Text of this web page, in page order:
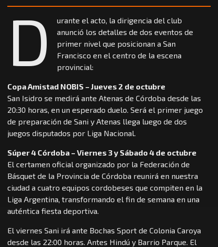
D
urante el acto, la dirigencia del club
anunció los detalles de dos eventos de
primer nivel que posicionan a San
Francisco en el centro de la escena
provincial:
Copa Amistad NOBIS – Jueves 2 de octubre
San Isidro se medirá ante Atenas de Córdoba desde las
20:30 horas, en un esperado duelo. Será el primer juego
de preparación de Sani y Atenas llega luego de dos
juegos disputados por Liga Nacional.
Súper 4 Córdoba – Viernes 3 y Sábado 4 de octubre
El certamen oficial organizado por la Federación de
Básquet de la Provincia de Córdoba reunirá en nuestra
ciudad a cuatro equipos cordobeses que compiten en la
Liga Argentina, transformando el fin de semana en una
auténtica fiesta deportiva.
El viernes Sani irá ante Bochas Sport de Colonia Caroya
desde las 22:00 horas. Antes Hindú y Barrio Parque. El